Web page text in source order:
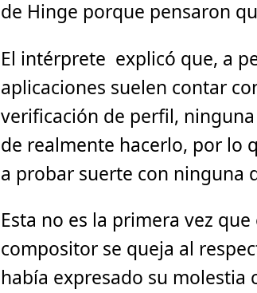
de Hinge porque pensaron
El intérprete explicó que, a
aplicaciones suelen contar
verificación de perfil,
de realmente hacerlo, por lo
a probar suerte con ninguna
Esta no es la primera vez
compositor se queja al
había expresado su molestia